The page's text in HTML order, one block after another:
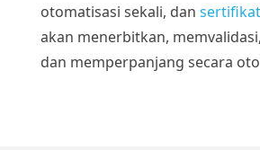
otomatisasi sekali, dan sertifikat
akan menerbitkan,
dan memperpanjang secara